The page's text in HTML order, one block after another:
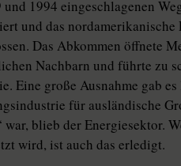
1994 eingeschlagenen
und das
Das Abkommen öffnete
Nachbarn und führte zu
Eine große Ausnahme gab
für ausländische
blieb der Energiesektor.
wird, ist auch das erledigt.